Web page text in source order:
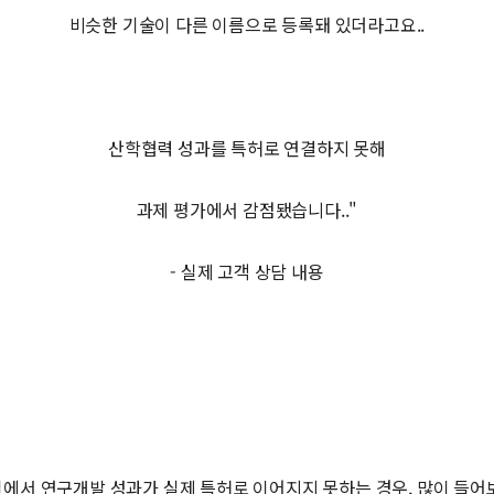
비슷한 기술이 다른 이름으로 등록돼 있더라고요..
산학협력 성과를 특허로 연결하지 못해
과제 평가에서 감점됐습니다.."
- 실제 고객 상담 내용
서 연구개발 성과가 실제 특허로 이어지지 못하는 경우, 많이 들어